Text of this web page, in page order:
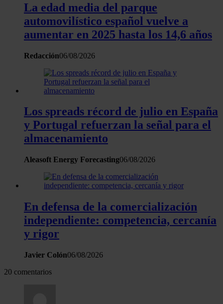
La edad media del parque
automovilístico español vuelve a
aumentar en 2025 hasta los 14,6 años
Redacción06/08/2026
Los spreads récord de julio en España
y Portugal refuerzan la señal para el
almacenamiento
Aleasoft Energy Forecasting06/08/2026
En defensa de la comercialización
independiente: competencia, cercanía
y rigor
Javier Colón06/08/2026
20 comentarios